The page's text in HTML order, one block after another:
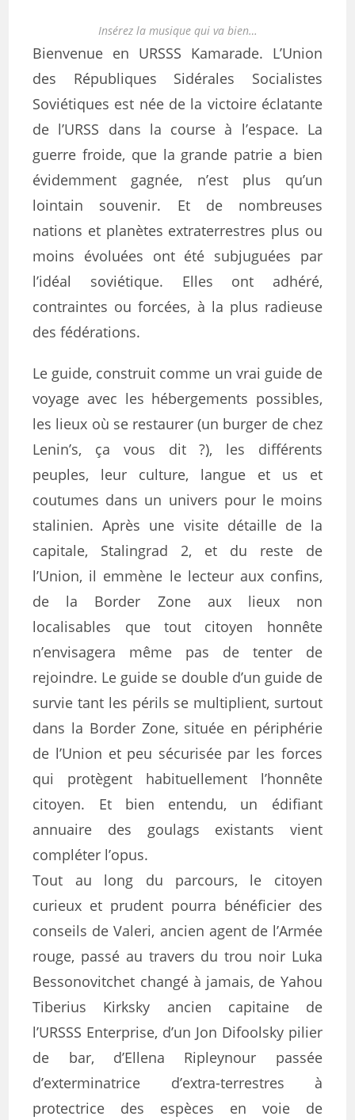
Insérez la musique qui va bien…
Bienvenue en URSSS Kamarade. L’Union
des Républiques Sidérales Socialistes
Soviétiques est née de la victoire éclatante
de l’URSS dans la course à l’espace. La
guerre froide, que la grande patrie a bien
évidemment gagnée, n’est plus qu’un
lointain souvenir. Et de nombreuses
nations et planètes extraterrestres plus ou
moins évoluées ont été subjuguées par
l’idéal soviétique. Elles ont adhéré,
contraintes ou forcées, à la plus radieuse
des fédérations.
Le guide, construit comme un vrai guide de
voyage avec les hébergements possibles,
les lieux où se restaurer (un burger de chez
Lenin’s, ça vous dit ?), les différents
peuples, leur culture, langue et us et
coutumes dans un univers pour le moins
stalinien. Après une visite détaille de la
capitale, Stalingrad 2, et du reste de
l’Union, il emmène le lecteur aux confins,
de la Border Zone aux lieux non
localisables que tout citoyen honnête
n’envisagera même pas de tenter de
rejoindre. Le guide se double d’un guide de
survie tant les périls se multiplient, surtout
dans la Border Zone, située en périphérie
de l’Union et peu sécurisée par les forces
qui protègent habituellement l’honnête
citoyen. Et bien entendu, un édifiant
annuaire des goulags existants vient
compléter l’opus.
Tout au long du parcours, le citoyen
curieux et prudent pourra bénéficier des
conseils de Valeri, ancien agent de l’Armée
rouge, passé au travers du trou noir Luka
Bessonovitchet changé à jamais, de Yahou
Tiberius Kirksky ancien capitaine de
l’URSSS Enterprise, d’un Jon Difoolsky pilier
de bar, d’Ellena Ripleynour passée
d’exterminatrice d’extra-terrestres à
protectrice des espèces en voie de